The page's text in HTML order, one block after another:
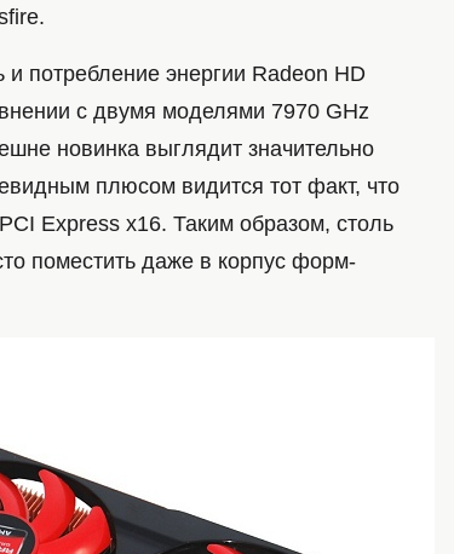
потребление энергии Radeon HD
с двумя моделями 7970 GHz
новинка выглядит значительно
плюсом видится тот факт, что
Express x16. Таким образом, столь
поместить даже в корпус форм-